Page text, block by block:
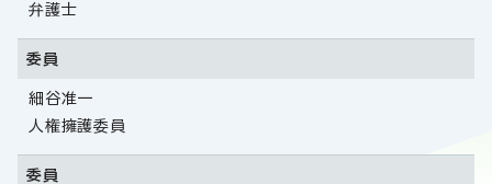
弁護士
委員
細谷准一
人権擁護委員
委員